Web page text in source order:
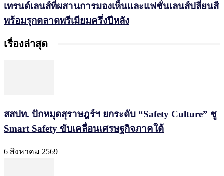
เทรนด์เลนส์ที่ผสานการมองเห็นและแฟชั่นเลนส์ปลี่ยนสี
พร้อมรุกตลาดพรีเมียมครึ่งปีหลัง
เรื่องล่าสุด
สสปท. ปักหมุดสุราษฎร์ฯ ยกระดับ “Safety Culture” ชู
Smart Safety ขับเคลื่อนเศรษฐกิจภาคใต้
6 สิงหาคม 2569